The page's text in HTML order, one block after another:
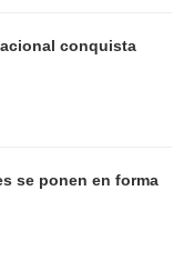
conquista
se ponen en forma